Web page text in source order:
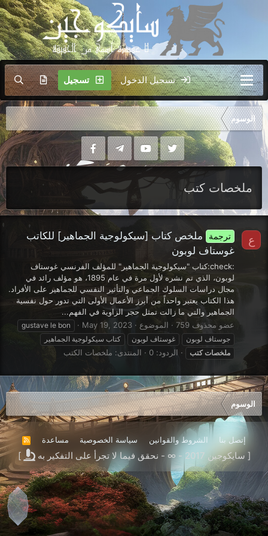
تسجيل الدخول تسجيل
الوسوم
ملخصات كتب
ع ترجمة
ملخص كتاب [سيكولوجية الجماهير] للكاتب
غوستاف لوبون
:check:كتاب "سيكولوجية الجماهير" للمؤلف الفرنسي غوستاف
لوبون، الذي تم نشره لأول مرة في عام 1895، هو مؤلف رائد في
مجال دراسات السلوك الجماعي والتأثير النفسي للجماهير على الأفراد.
هذا الكتاب يعتبر واحداً من أبرز الأعمال الأولى التي تدور حول نفسية
الجماهير والتي ما زالت تمثل حجر الزاوية في الفهم...
عضو محذوف 759
الموضوع May 19, 2023
gustave le bon
جوستاف لوبون
غوستاف لوبون
كتاب سيكولوجية الجماهير
ملخصات كتب الردود: 0 المنتدى: ملخصات الكتب
الوسوم
إتصل بنا الشروط والقوانين سياسة الخصوصية مساعدة
R
S
[ سايكوجين 2017 - ∞ - نحقق فيما لا تجرأ على التفكير به ]